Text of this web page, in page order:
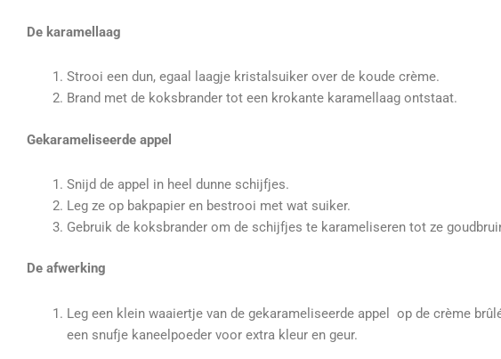
De karamellaag
Strooi een dun, egaal laagje kristalsuiker over de koude crème.
Brand met de koksbrander tot een krokante karamellaag ontstaat.
Gekarameliseerde appel
Snijd de appel in heel dunne schijfjes.
Leg ze op bakpapier en bestrooi met wat suiker.
Gebruik de koksbrander om de schijfjes te karameliseren tot ze
De afwerking
Leg een klein waaiertje van de gekarameliseerde appel op de crème
een snufje kaneelpoeder voor extra kleur en geur.